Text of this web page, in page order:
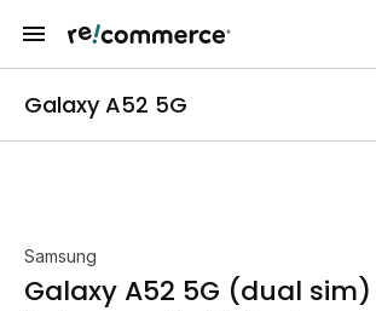
Galaxy A52 5G
Samsung
Galaxy A52 5G (dual sim)